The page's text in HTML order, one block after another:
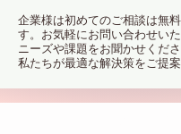
企業様は初めてのご相談は無
す。お気軽にお問い合わせい
ニーズや課題をお聞かせくださ
私たちが最適な解決策をご提案